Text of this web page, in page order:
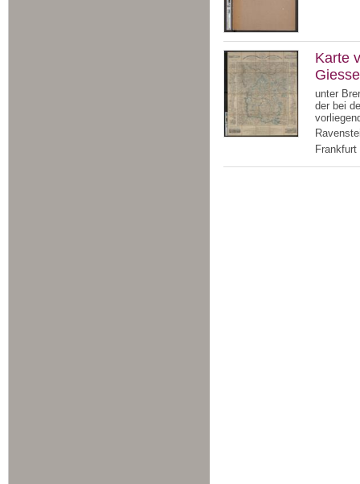
Karte
unter
der bei